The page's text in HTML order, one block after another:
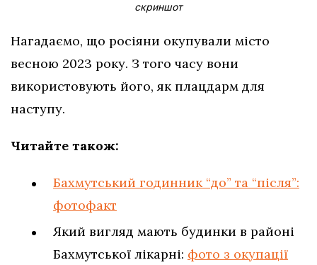
скриншот
Нагадаємо, що росіяни окупували місто
весною 2023 року. З того часу вони
використовують його, як плацдарм для
наступу.
Читайте також:
Бахмутський годинник “до” та “після”:
фотофакт
Який вигляд мають будинки в районі
Бахмутської лікарні: фото з окупації